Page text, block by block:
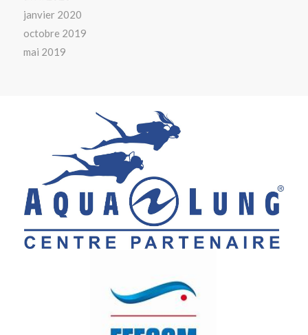
janvier 2020
octobre 2019
mai 2019